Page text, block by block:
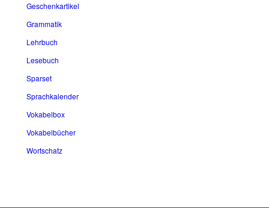
Geschenkartikel
Grammatik
Lehrbuch
Lesebuch
Sparset
Sprachkalender
Vokabelbox
Vokabelbücher
Wortschatz